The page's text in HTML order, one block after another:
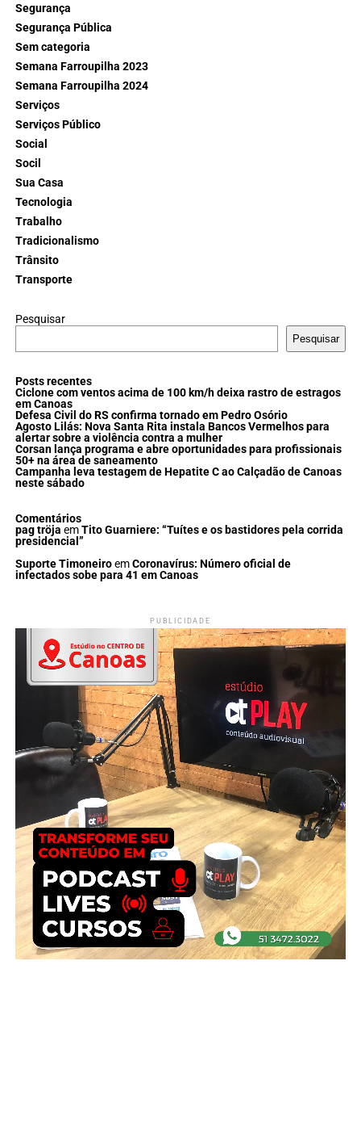
Segurança
Segurança Pública
Sem categoria
Semana Farroupilha 2023
Semana Farroupilha 2024
Serviços
Serviços Público
Social
Socil
Sua Casa
Tecnologia
Trabalho
Tradicionalismo
Trânsito
Transporte
Pesquisar
Pesquisar
Posts recentes
Ciclone com ventos acima de 100 km/h deixa rastro de estragos
em Canoas
Defesa Civil do RS confirma tornado em Pedro Osório
Agosto Lilás: Nova Santa Rita instala Bancos Vermelhos para
alertar sobre a violência contra a mulher
Corsan lança programa e abre oportunidades para profissionais
50+ na área de saneamento
Campanha leva testagem de Hepatite C ao Calçadão de Canoas
neste sábado
Comentários
pag tröja emTito Guarniere: “Tuítes e os bastidores pela corrida
presidencial”
Suporte TimoneiroemCoronavírus: Número oficial de
infectados sobe para 41 em Canoas
PUBLICIDADE